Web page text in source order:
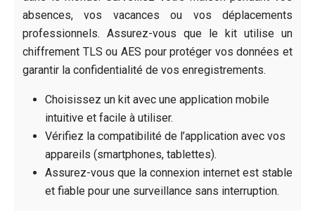
absences, vos vacances ou vos déplacements
professionnels. Assurez-vous que le kit utilise un
chiffrement TLS ou AES pour protéger vos données et
garantir la confidentialité de vos enregistrements.
Choisissez un kit avec une application mobile
intuitive et facile à utiliser.
Vérifiez la compatibilité de l’application avec vos
appareils (smartphones, tablettes).
Assurez-vous que la connexion internet est stable
et fiable pour une surveillance sans interruption.